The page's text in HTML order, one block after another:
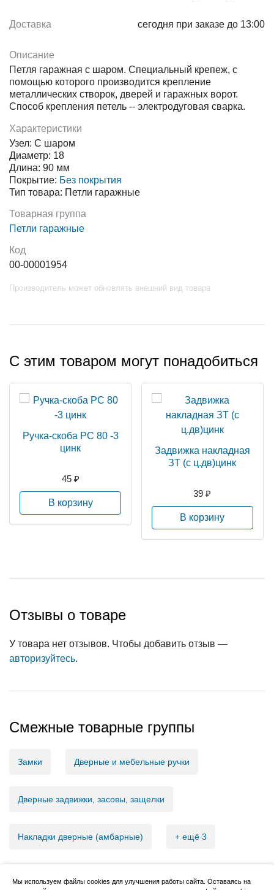
Доставка сегодня при заказе до 13:00
Описание
Петля гаражная с шаром. Специальный крепеж, с
помощью которого производится крепление
металлических створок, дверей и гаражных ворот.
Способ крепления петель -- электродуговая сварка.
Характеристики
Узел: С шаром
Диаметр: 18
Длина: 90 мм
Покрытие: Без покрытия
Тип товара: Петли гаражные
Товарная группа
Петли гаражные
Код
00-00001954
Производитель может обновлять внешний вид товара
С этим товаром могут понадобиться
Ручка-скоба РС 80 -3
цинк
45 ₽
В корзину
Задвижка накладная
ЗТ (с ц.дв)цинк
39 ₽
В корзину
Отзывы о товаре
У товара нет отзывов. Чтобы добавить отзыв —
авторизуйтесь.
Смежные товарные группы
Замки Дверные и мебельные ручки
Дверные задвижки, засовы, защелки
Накладки дверные (амбарные) + ещё 3
Мы используем файлы cookies для улучшения работы сайта. Оставаясь на